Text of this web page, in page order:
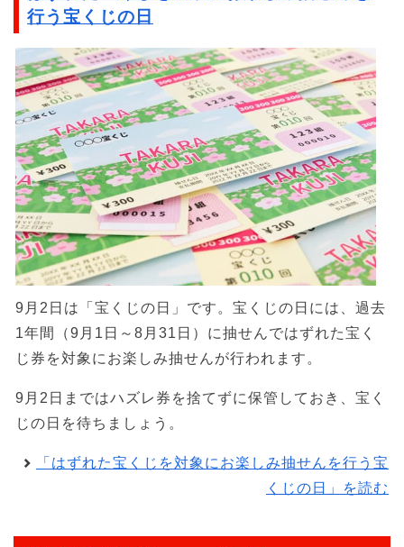
行う宝くじの日
9月2日は「宝くじの日」です。宝くじの日には、過去
1年間（9月1日～8月31日）に抽せんではずれた宝く
じ券を対象にお楽しみ抽せんが行われます。
9月2日まではハズレ券を捨てずに保管しておき、宝く
じの日を待ちましょう。
「はずれた宝くじを対象にお楽しみ抽せんを行う宝
くじの日」を読む